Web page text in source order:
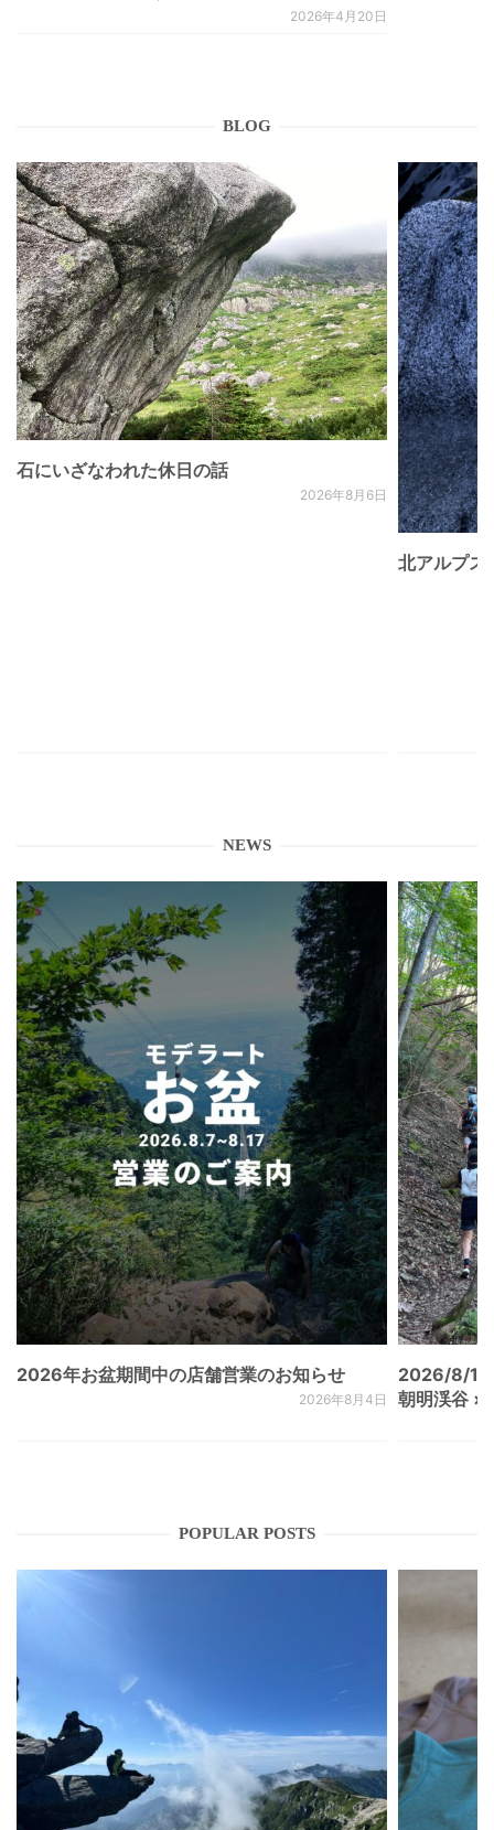
2026年4月20日
BLOG
石にいざなわれた休日の話
2026年8月6日
北アルプ
NEWS
2026年お盆期間中の店舗営業のお知らせ
2026年8月4日
2026/8/
朝明渓谷 ×
POPULAR POSTS